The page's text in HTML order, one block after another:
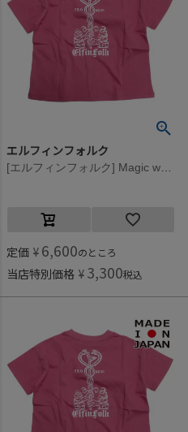
エルフィンフォルク
定価 ¥ 6,600のところ
当店特別価格 ¥ 3,300税込